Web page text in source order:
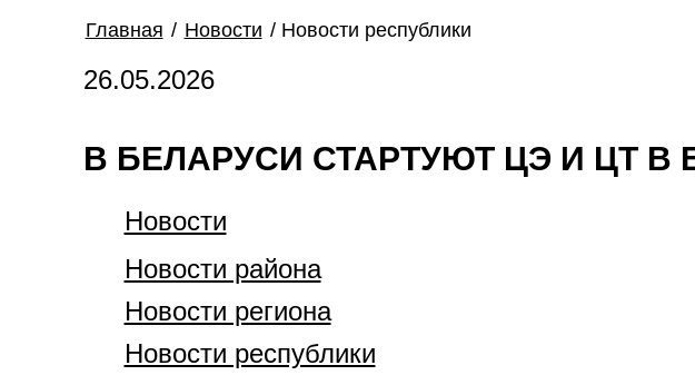
Главная / Новости / Новости республики
26.05.2026
В БЕЛАРУСИ СТАРТУЮТ ЦЭ И ЦТ В
Новости
Новости района
Новости региона
Новости республики